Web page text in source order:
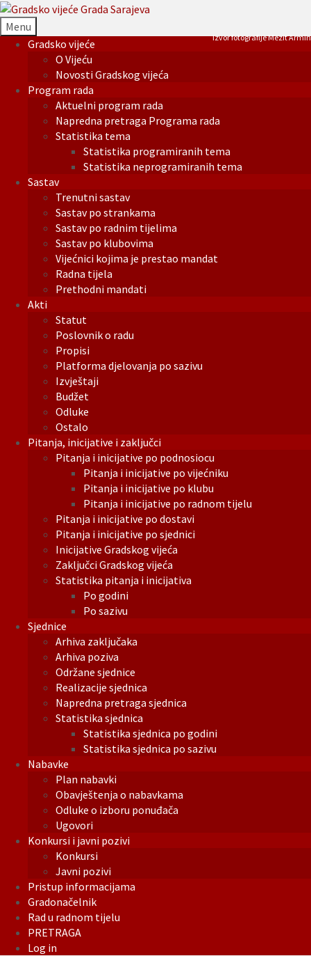
Menu
Gradsko vijeće
O Vijeću
Novosti Gradskog vijeća
Program rada
Aktuelni program rada
Napredna pretraga Programa rada
Statistika tema
Statistika programiranih tema
Statistika neprogramiranih tema
Sastav
Trenutni sastav
Sastav po strankama
Sastav po radnim tijelima
Sastav po klubovima
Vijećnici kojima je prestao mandat
Radna tijela
Prethodni mandati
Akti
Statut
Poslovnik o radu
Propisi
Platforma djelovanja po sazivu
Izvještaji
Budžet
Odluke
Ostalo
Pitanja, inicijative i zaključci
Pitanja i inicijative po podnosiocu
Pitanja i inicijative po vijećniku
Pitanja i inicijative po klubu
Pitanja i inicijative po radnom tijelu
Pitanja i inicijative po dostavi
Pitanja i inicijative po sjednici
Inicijative Gradskog vijeća
Zaključci Gradskog vijeća
Statistika pitanja i inicijativa
Po godini
Po sazivu
Sjednice
Arhiva zaključaka
Arhiva poziva
Održane sjednice
Realizacije sjednica
Napredna pretraga sjednica
Statistika sjednica
Statistika sjednica po godini
Statistika sjednica po sazivu
Nabavke
Plan nabavki
Obavještenja o nabavkama
Odluke o izboru ponuđača
Ugovori
Konkursi i javni pozivi
Konkursi
Javni pozivi
Pristup informacijama
Gradonačelnik
Rad u radnom tijelu
PRETRAGA
Log in
Izvor fotografije Mezit Armin